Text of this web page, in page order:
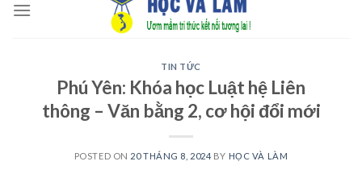
TIN TỨC
Phú Yên: Khóa học Luật hệ Liên
thông – Văn bằng 2, cơ hội đổi mới
POSTED ON 20 THÁNG 8, 2024 BY HỌC VÀ LÀM